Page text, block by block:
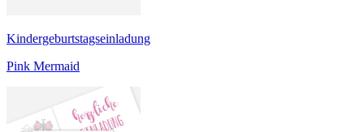
Kindergeburtstagseinladung
Pink Mermaid